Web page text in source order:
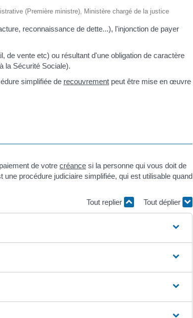
(Première ministre), Ministère chargé de la justice
reconnaissance de dette...), l'injonction de payer
de vente etc) ou résultant d'une obligation de caractère
la Sécurité Sociale).
simplifiée de recouvrement peut être mise en œuvre
de votre créance si la personne qui vous doit de
une procédure judiciaire simplifiée, qui est utilisable quand
Tout replier
Tout déplier